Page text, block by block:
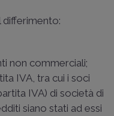
differimento:
non commerciali;
IVA, tra cui i soci
IVA) di società di
siano stati ad essi